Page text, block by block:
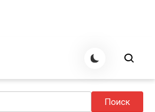
Найти: